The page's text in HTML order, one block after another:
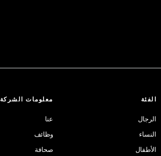
الفئة
الرجال
النساء
الأطفال
معلومات الشركة
عنا
وظائف
صحافة